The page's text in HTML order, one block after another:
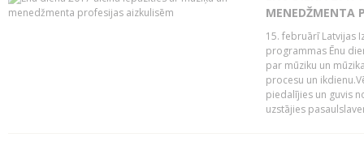
MENEDŽMENTA
15. februārī Latvijas
programmas Ēnu
par mūziku un
procesu un
piedalījies un guvis
uzstājies